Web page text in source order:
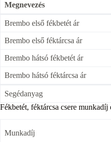
Megnevezés
Brembo első fékbetét ár
Brembo első féktárcsa ár
Brembo hátsó fékbetét ár
Brembo hátsó féktárcsa ár
Segédanyag
Fékbetét, féktárcsa csere munkadíj
Munkadíj